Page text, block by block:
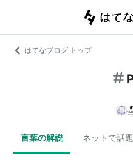
はてなブログ トップ
言葉の解説 ネットで話題